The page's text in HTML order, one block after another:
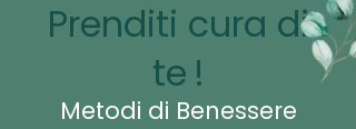
Prenditi cura di
te !
Metodi di Benessere